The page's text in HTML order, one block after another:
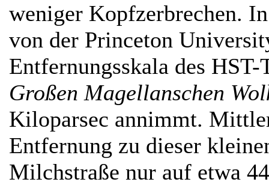
weniger Kopfzerbrechen.
von der Princeton
Entfernungsskala des
Großen Magellanschen
Kiloparsec annimmt.
Entfernung zu dieser
Milchstraße nur auf etwa